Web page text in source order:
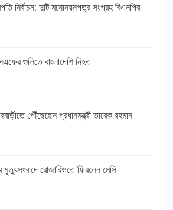
নির্বাচন: দুটি মনোনয়নপত্র সংগ্রহ বিএনপির
গুলিতে বাংলাদেশি নিহত
পৌঁছেছেন প্রধানমন্ত্রী তারেক রহমান
মৃত্যুসংবাদে রোজারিওতে ফিরলেন মেসি